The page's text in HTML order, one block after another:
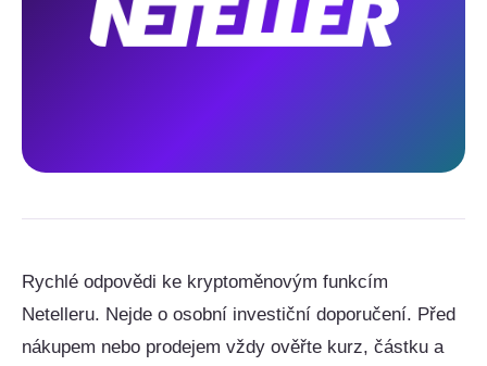
Rychlé odpovědi ke kryptoměnovým funkcím
Netelleru. Nejde o osobní investiční doporučení. Před
nákupem nebo prodejem vždy ověřte kurz, částku a